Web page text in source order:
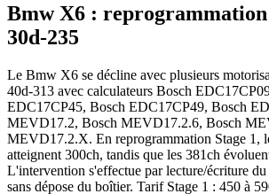
Bmw X6 : reprogrammation
30d-235
Le Bmw X6 se décline avec plusieurs
40d-313 avec calculateurs Bosch
EDC17CP45, Bosch EDC17CP49, Bosch
MEVD17.2, Bosch MEVD17.2.6, Bosch
MEVD17.2.X. En reprogrammation Stage 1,
atteignent 300ch, tandis que les 381ch
L'intervention s'effectue par lecture/écriture
sans dépose du boîtier. Tarif Stage 1 : 450 à